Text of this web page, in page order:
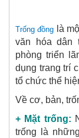
Trống đồng là
văn hóa dân
phòng triển
dụng trang trí
tổ chức thể
Về cơ, bản,
+ Mặt trống:
trống là